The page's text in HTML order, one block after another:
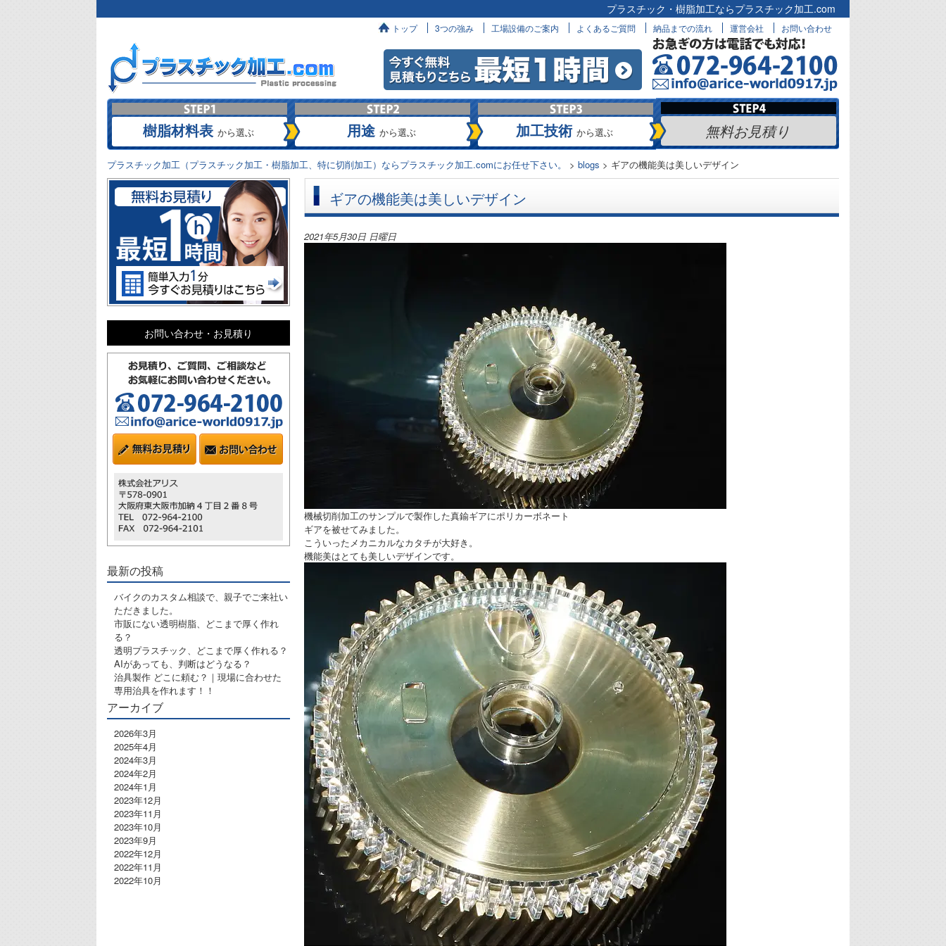
プラスチック・樹脂加工ならプラスチック加工.com
へ
トップ 3つの強み 工場設備のご案内 よくあるご質問 納品までの流れ 運営会社 お問い合わせ
樹脂材料表 から選ぶ 用途 から選ぶ 加工技術 から選ぶ 無料お見積り
プラスチック加工（プラスチック加工・樹脂加工、特に切削加工）ならプラスチック加工.comにお任せ下さい。 > blogs > ギアの機能美は美しいデザイン
ギアの機能美は美しいデザイン
2021年5月30日 日曜日
機械切削加工のサンプルで製作した真鍮ギアにポリカーボネート
ギアを被せてみました。
こういったメカニカルなカタチが大好き。
機能美はとても美しいデザインです。
お問い合わせ・お見積り
最新の投稿
バイクのカスタム相談で、親子でご来社い
ただきました。
市販にない透明樹脂、どこまで厚く作れ
る？
透明プラスチック、どこまで厚く作れる？
AIがあっても、判断はどうなる？
治具製作 どこに頼む？｜現場に合わせた
専用治具を作れます！！
アーカイブ
2026年3月
2025年4月
2024年3月
2024年2月
2024年1月
2023年12月
2023年11月
2023年10月
2023年9月
2022年12月
2022年11月
2022年10月